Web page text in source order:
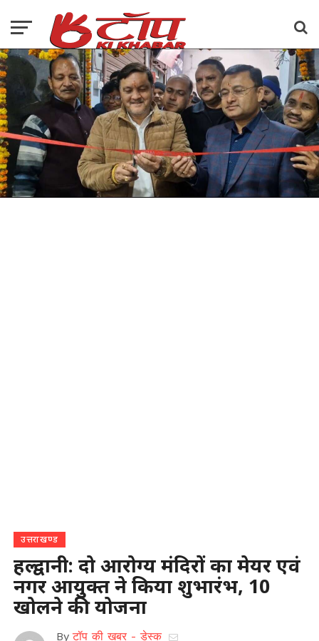
उत्तराखण्ड
हल्द्वानी: दो आरोग्य मंदिरों का मेयर एवं
नगर आयुक्त ने किया शुभारंभ, 10
खोलने की योजना
By टॉप की खबर - डेस्क